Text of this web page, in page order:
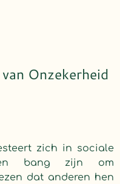
Onzekerheid
zich in sociale
bang zijn om
dat anderen hen